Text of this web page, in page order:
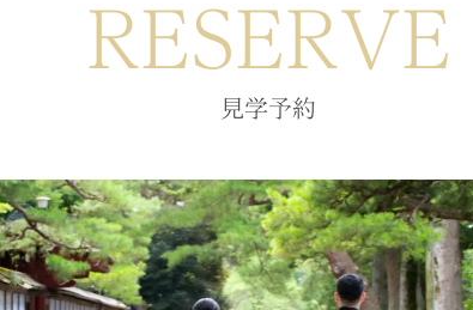
RESERVE
見学予約